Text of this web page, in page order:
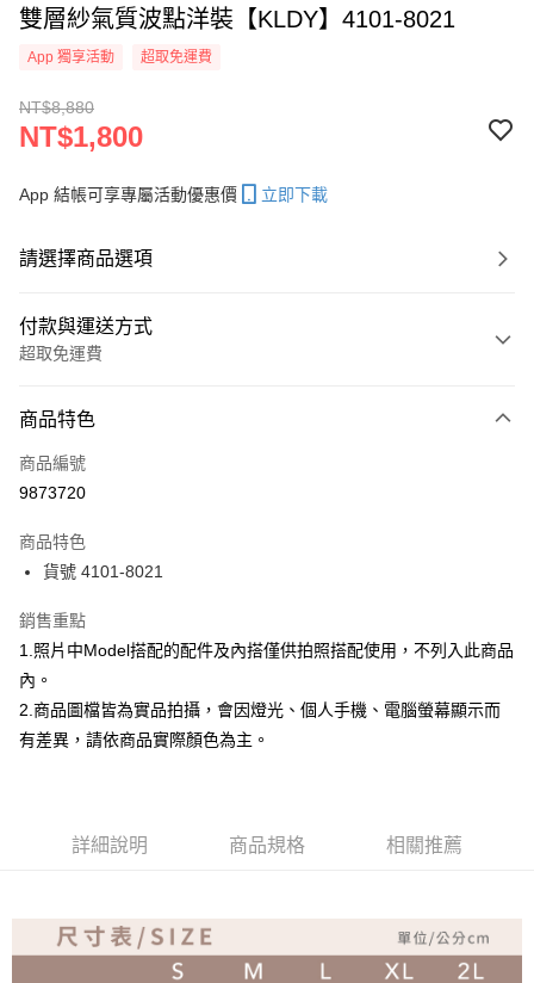
雙層紗氣質波點洋裝【KLDY】4101-8021
App 獨享活動 超取免運費
NT$8,880
NT$1,800
App 結帳可享專屬活動優惠價 立即下載
請選擇商品選項
付款與運送方式
超取免運費
信用卡一次付款
超商取貨付款
ATM付款
運送方式
全家取貨付款
付款後全家取貨
免運費
商品特色
商品編號
9873720
商品特色
貨號 4101-8021
銷售重點
1.照片中Model搭配的配件及內搭僅供拍照搭配使用，不列入此商品
內。
2.商品圖檔皆為實品拍攝，會因燈光、個人手機、電腦螢幕顯示而
有差異，請依商品實際顏色為主。
詳細說明 商品規格 相關推薦